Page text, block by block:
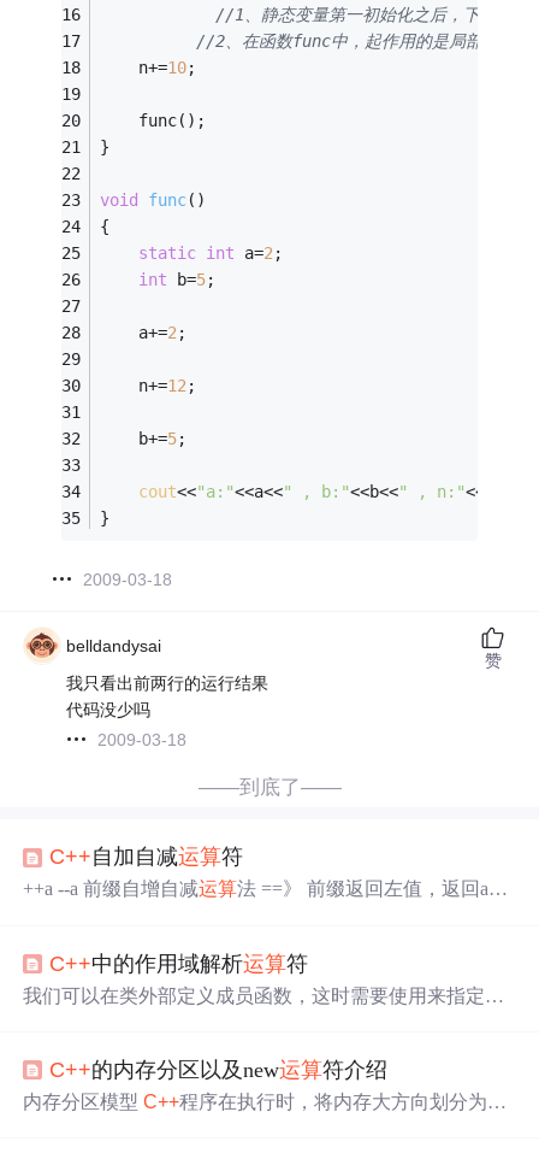
//1、静态变量第一初始化之后，下次再
//2、在函数func中，起作用的是局部静态变
	n+=
10;
	func();
}
void func()
{
static int a=2;
int b=5;
	a+=
2;
	n+=
12;
	b+=
5;
cout<<"a:"<<a<<" , b:"<<b<<" , n:"<<n<<
}
2009-03-18
belldandysai
我只看出前两行的运行结果
代码没少吗
2009-03-18
赞
——到底了——
C++自加自减运算符
++a --a 前缀自增自减运算法 ==》 前缀返回左值，返回a变
值；后缀时返回右值. 在这期间构造临时变量，将原始值拷
贝到临时变量，进行操作 步骤 先要产生一个临时对象来保
器函数，请说一下下面代码的潜在问题 #include <iostream..
C++中的作用域解析运算符
我们可以在类外部定义成员函数，这时需要使用来指定这
C++的内存分区以及new运算符介绍
内存分区模型C++程序在执行时，将内存大方向划分为四